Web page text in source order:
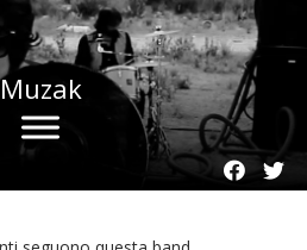
Muzak